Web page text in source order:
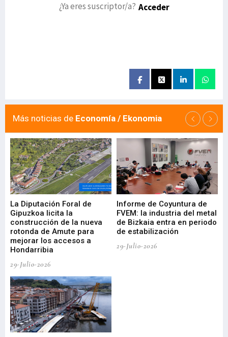
¿Ya eres suscriptor/a? Acceder
Más noticias de Economía / Ekonomia
La Diputación Foral de
Gipuzkoa licita la
construcción de la nueva
rotonda de Amute para
mejorar los accesos a
Hondarribia
29-Julio-2026
Informe de Coyuntura de
FVEM: la industria del metal
de Bizkaia entra en periodo
de estabilización
29-Julio-2026